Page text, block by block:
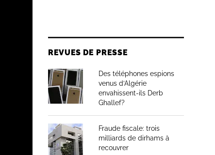
REVUES DE PRESSE
Des téléphones espions
venus d’Algérie
envahissent-ils Derb
Ghallef?
Fraude fiscale: trois
milliards de dirhams à
recouvrer